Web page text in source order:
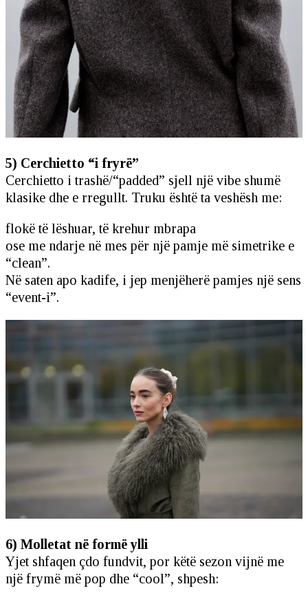
5) Cerchietto “i fryrë”
Cerchietto i trashë/“padded” sjell një vibe shumë
klasike dhe e rregullt. Truku është ta veshësh me:
flokë të lëshuar, të krehur mbrapa
ose me ndarje në mes për një pamje më simetrike e
“clean”.
Në saten apo kadife, i jep menjëherë pamjes një sens
“event-i”.
6) Molletat në formë ylli
Yjet shfaqen çdo fundvit, por këtë sezon vijnë me
një frymë më pop dhe “cool”, shpesh: